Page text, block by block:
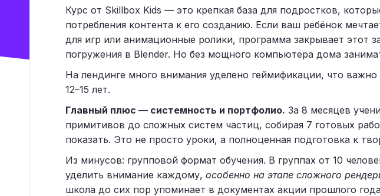
Курс от Skillbox Kids — это крепкая база для подростков,
потребления контента к его созданию. Если ваш ребёнок
для игр или анимационные ролики, программа закрывает этот
погружения в Blender. Но без мощного компьютера дома
На лендинге много внимания уделено геймификации, что
12–15 лет.
Главный плюс — системность и портфолио. За 8 месяцев
примитивов до сложных систем частиц, собирая 7 готовых
показать. Это не просто уроки, а полноценная подготовка к
Из минусов: групповой формат обучения. В группах от 10
уделить внимание каждому, особенно на этапе сложного
школа до сих пор упоминает в документах акции прошлого